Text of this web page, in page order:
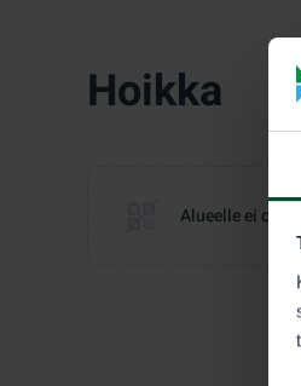
Hoikka
Alueelle ei ole